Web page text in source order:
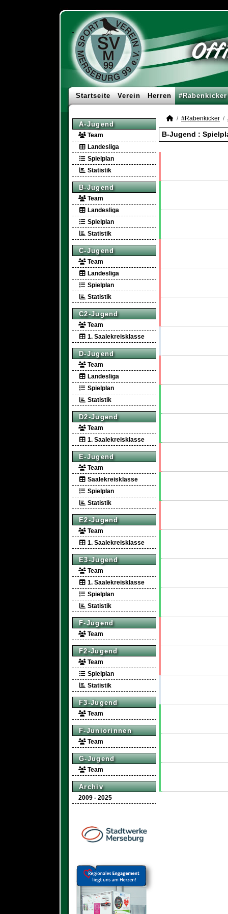
Startseite Verein Herren #Rabenkicker
A-Jugend
Team
Landesliga
Spielplan
Statistik
B-Jugend
Team
Landesliga
Spielplan
Statistik
C-Jugend
Team
Landesliga
Spielplan
Statistik
C2-Jugend
Team
1. Saalekreisklasse
D-Jugend
Team
Landesliga
Spielplan
Statistik
D2-Jugend
Team
1. Saalekreisklasse
E-Jugend
Team
Saalekreisklasse
Spielplan
Statistik
E2-Jugend
Team
1. Saalekreisklasse
E3-Jugend
Team
1. Saalekreisklasse
Spielplan
Statistik
F-Jugend
Team
F2-Jugend
Team
Spielplan
Statistik
F3-Jugend
Team
F-Juniorinnen
Team
G-Jugend
Team
Archiv
2009 - 2025
#Rabenkicker
B-Jugend :